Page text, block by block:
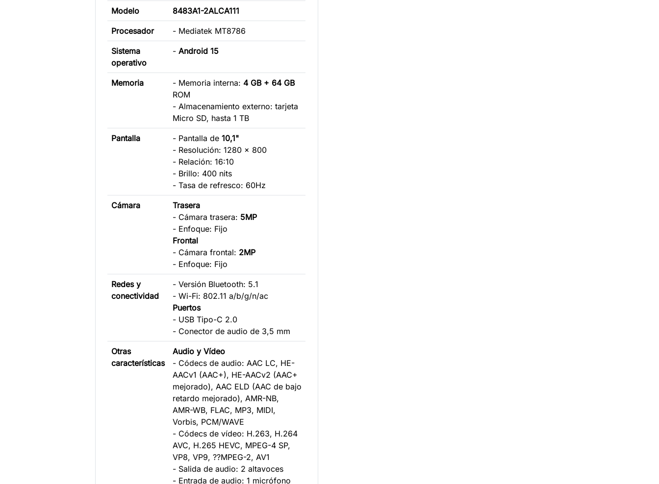
Modelo 8483A1-2ALCA111
Procesador - Mediatek MT8786
Sistema
operativo
-Android 15
Memoria - Memoria interna: 4 GB+ 64 GB
ROM
- Almacenamiento externo: tarjeta
Micro SD, hasta 1 TB
Pantalla - Pantalla de10,1"
- Resolución: 1280 x 800
- Relación: 16:10
- Brillo: 400 nits
- Tasa de refresco: 60Hz
Cámara
Trasera
- Cámara trasera: 5MP
- Enfoque: Fijo
Frontal
- Cámara frontal: 2MP
- Enfoque: Fijo
Redes y
conectividad
- Versión Bluetooth: 5.1
- Wi-Fi: 802.11 a/b/g/n/ac
Puertos
- USB Tipo-C 2.0
- Conector de audio de 3,5 mm
Otras
características
Audio y Vídeo
- Códecs de audio: AAC LC, HE-
AACv1 (AAC+), HE-AACv2 (AAC+
mejorado), AAC ELD (AAC de bajo
retardo mejorado), AMR-NB,
AMR-WB, FLAC, MP3, MIDI,
Vorbis, PCM/WAVE
- Códecs de vídeo: H.263, H.264
AVC, H.265 HEVC, MPEG-4 SP,
VP8, VP9, ??MPEG-2, AV1
- Salida de audio: 2 altavoces
- Entrada de audio: 1 micrófono